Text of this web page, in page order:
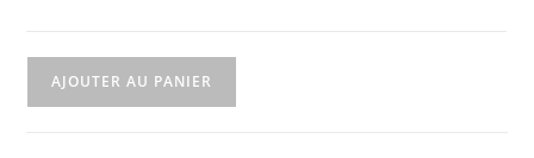
AJOUTER AU PANIER